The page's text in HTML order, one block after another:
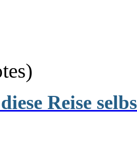
Reise